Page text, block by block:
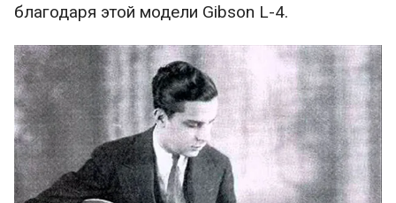
благодаря этой модели Gibson L-4.